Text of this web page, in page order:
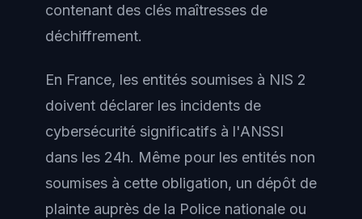
contenant des clés maîtresses de
déchiffrement.
En France, les entités soumises à NIS 2
doivent déclarer les incidents de
cybersécurité significatifs à l'ANSSI
dans les 24h. Même pour les entités non
soumises à cette obligation, un dépôt de
plainte auprès de la Police nationale ou